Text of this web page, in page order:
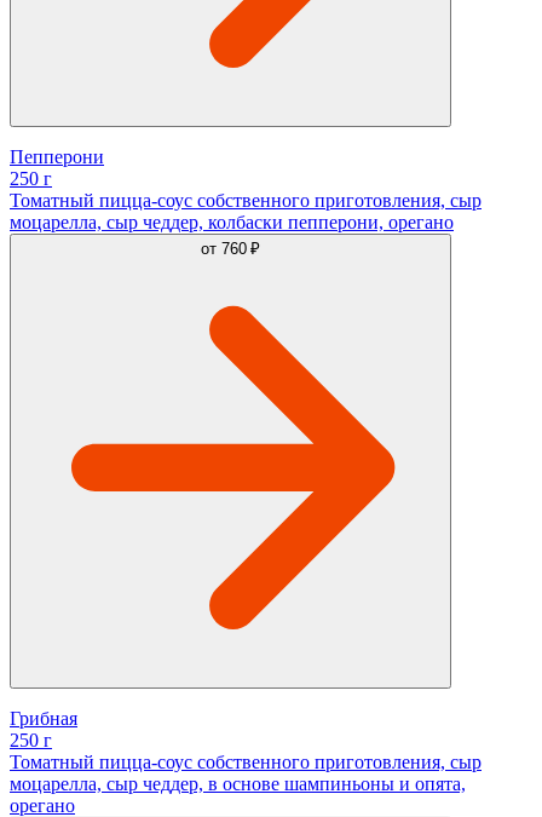
Пепперони
250 г
Томатный пицца-соус собственного приготовления, сыр
моцарелла, сыр чеддер, колбаски пепперони, орегано
от 760 ₽
Грибная
250 г
Томатный пицца-соус собственного приготовления, сыр
моцарелла, сыр чеддер, в основе шампиньоны и опята,
орегано